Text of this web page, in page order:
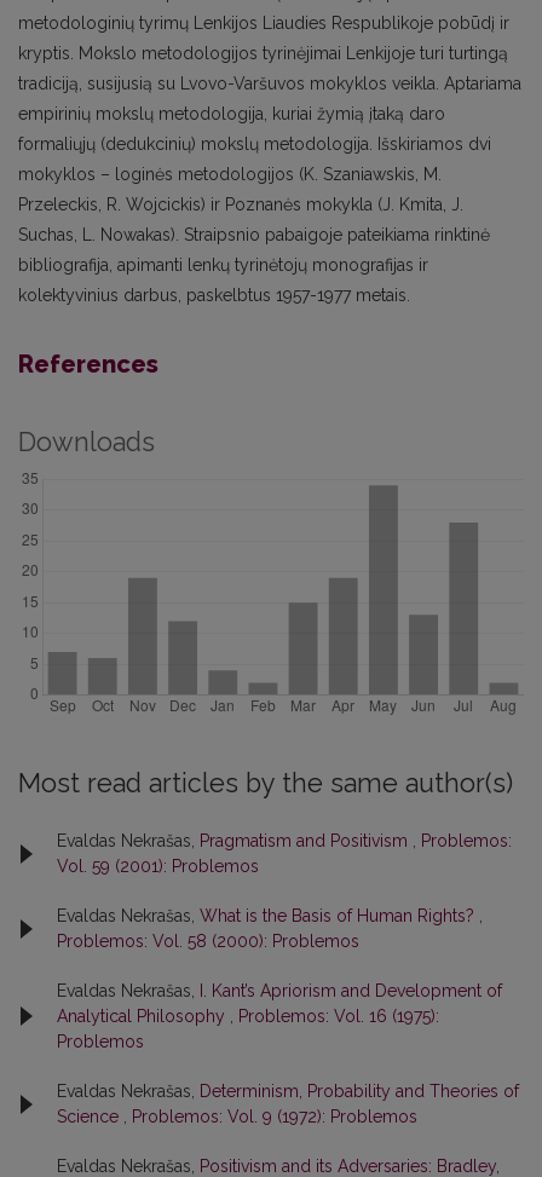
metodologinių tyrimų Lenkijos Liaudies Respublikoje pobūdį ir
kryptis. Mokslo metodologijos tyrinėjimai Lenkijoje turi turtingą
tradiciją, susijusią su Lvovo-Varšuvos mokyklos veikla. Aptariama
empirinių mokslų metodologija, kuriai žymią įtaką daro
formaliųjų (dedukcinių) mokslų metodologija. Išskiriamos dvi
mokyklos – loginės metodologijos (K. Szaniawskis, M.
Przeleckis, R. Wojcickis) ir Poznanės mokykla (J. Kmita, J.
Suchas, L. Nowakas). Straipsnio pabaigoje pateikiama rinktinė
bibliografija, apimanti lenkų tyrinėtojų monografijas ir
kolektyvinius darbus, paskelbtus 1957-1977 metais.
References
Downloads
Most read articles by the same author(s)
Evaldas Nekrašas, Pragmatism and Positivism
Problemos:
Vol. 59 (2001): Problemos
Evaldas Nekrašas, What is the Basis of Human Rights?
Problemos: Vol. 58 (2000): Problemos
Evaldas Nekrašas,
I. Kant’s Apriorism and Development of
Analytical Philosophy
Problemos: Vol. 16 (1975):
Problemos
Evaldas Nekrašas,
Determinism, Probability and Theories of
Science
Problemos: Vol. 9 (1972): Problemos
Evaldas Nekrašas,
Positivism and its Adversaries: Bradley,